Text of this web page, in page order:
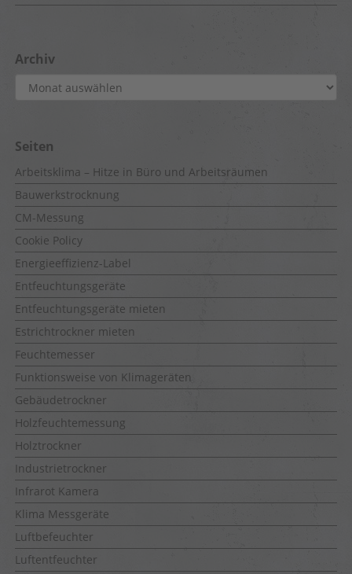
Archiv
Archiv
Seiten
Arbeitsklima – Hitze in Büro und Arbeitsräumen
Bauwerkstrocknung
CM-Messung
Cookie Policy
Energieeffizienz-Label
Entfeuchtungsgeräte
Entfeuchtungsgeräte mieten
Estrichtrockner mieten
Feuchtemesser
Funktionsweise von Klimageräten
Gebäudetrockner
Holzfeuchtemessung
Holztrockner
Industrietrockner
Infrarot Kamera
Klima Messgeräte
Luftbefeuchter
Luftentfeuchter